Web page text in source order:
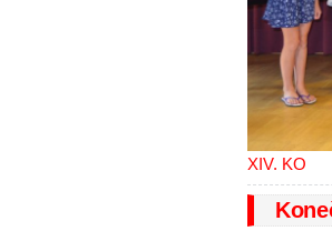
XIV. KO